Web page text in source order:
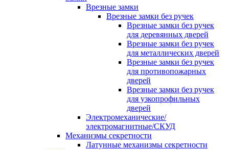
Врезные замки
Врезные замки без ручек
Врезные замки без ручек
для деревянных дверей
Врезные замки без ручек
для металлических дверей
Врезные замки без ручек
для противопожарных
дверей
Врезные замки без ручек
для узкопрофильных
дверей
Электромеханические/
электромагнитные/СКУД
Механизмы секретности
Латунные механизмы секретности